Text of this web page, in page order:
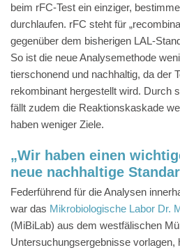
beim rFC-Test ein einziger,
durchlaufen. rFC steht für
gegenüber dem bisherigen LAL-
So ist die neue Analysemethode
tierschonend und nachhaltig, da der
rekombinant hergestellt wird. Durch
fällt zudem die Reaktionskaskade
haben weniger Ziele.
„Wir haben einen
neue nachhaltige
Federführend für die Analysen
war das Mikrobiologische Labor Dr.
(MiBiLab) aus dem westfälischen
Untersuchungsergebnisse vorlagen,